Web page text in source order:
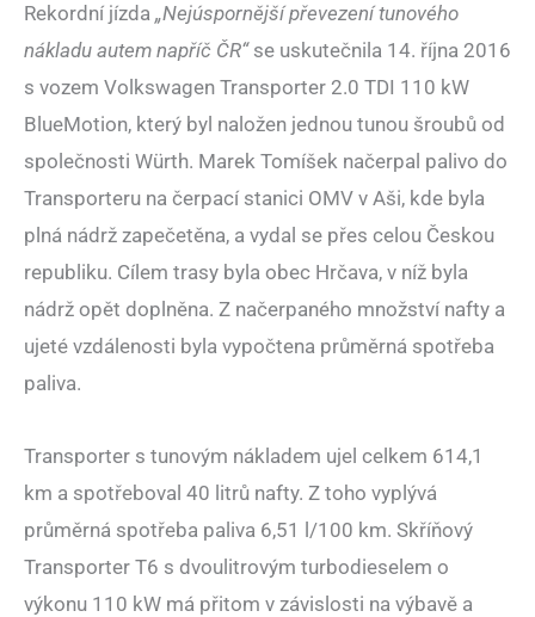
Rekordní jízda „Nejúspornější převezení tunového
nákladu autem napříč ČR“se uskutečnila 14. října 2016
s vozem Volkswagen Transporter 2.0 TDI 110 kW
BlueMotion, který byl naložen jednou tunou šroubů od
společnosti Würth. Marek Tomíšek načerpal palivo do
Transporteru na čerpací stanici OMV v Aši, kde byla
plná nádrž zapečetěna, a vydal se přes celou Českou
republiku. Cílem trasy byla obec Hrčava, v níž byla
nádrž opět doplněna. Z načerpaného množství nafty a
ujeté vzdálenosti byla vypočtena průměrná spotřeba
paliva.
Transporter s tunovým nákladem ujel celkem 614,1
km a spotřeboval 40 litrů nafty. Z toho vyplývá
průměrná spotřeba paliva 6,51 l/100 km. Skříňový
Transporter T6 s dvoulitrovým turbodieselem o
výkonu 110 kW má přitom v závislosti na výbavě a